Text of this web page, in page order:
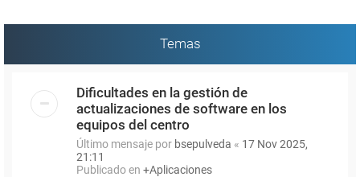
Temas
Dificultades en la gestión de
actualizaciones de software en los
equipos del centro
Último mensaje por bsepulveda « 17 Nov 2025,
21:11
Publicado en +Aplicaciones